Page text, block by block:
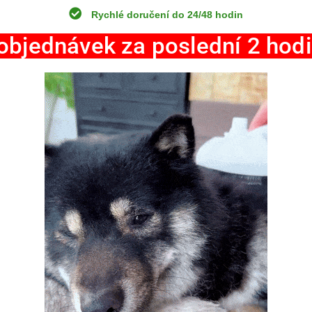
Rychlé doručení do 24/48 hodin
za poslední 2